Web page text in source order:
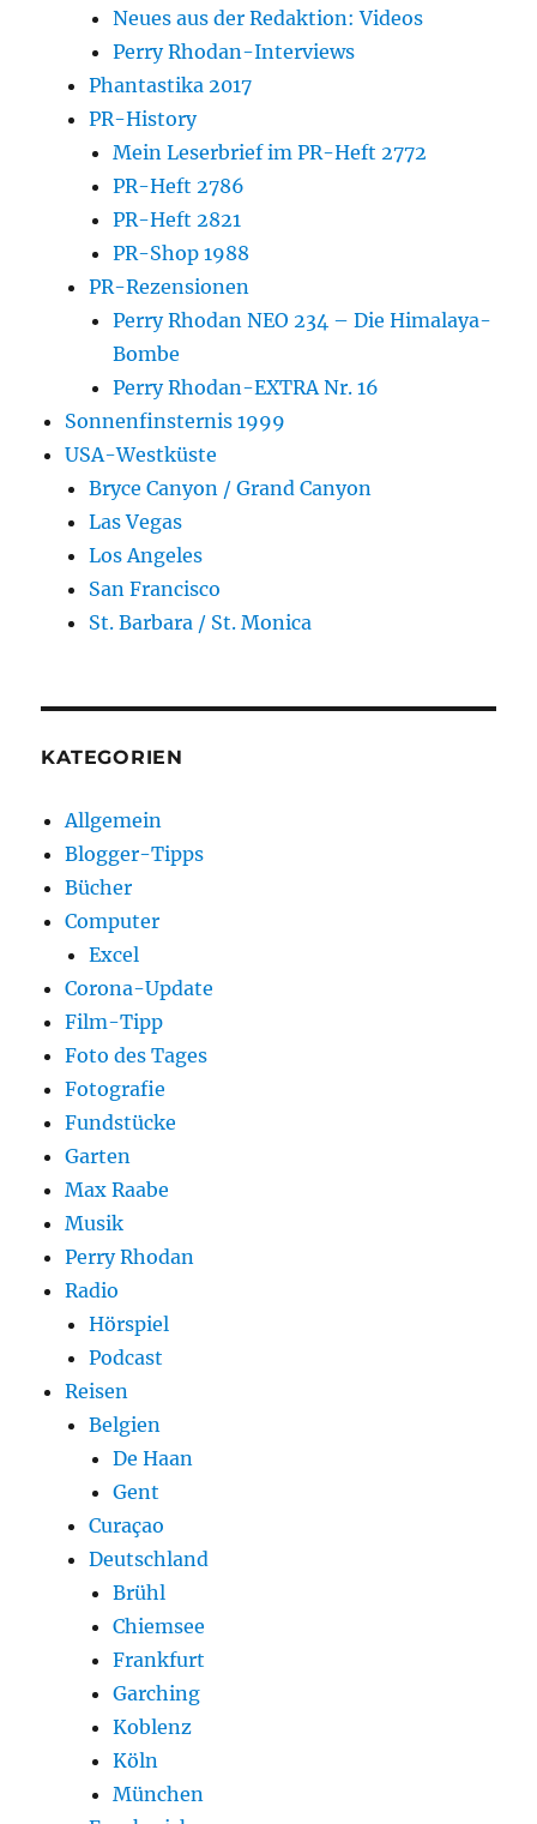
Neues aus der Redaktion: Videos
Perry Rhodan-Interviews
Phantastika 2017
PR-History
Mein Leserbrief im PR-Heft 2772
PR-Heft 2786
PR-Heft 2821
PR-Shop 1988
PR-Rezensionen
Perry Rhodan NEO 234 – Die Himalaya-
Bombe
Perry Rhodan-EXTRA Nr. 16
Sonnenfinsternis 1999
USA-Westküste
Bryce Canyon / Grand Canyon
Las Vegas
Los Angeles
San Francisco
St. Barbara / St. Monica
KATEGORIEN
Allgemein
Blogger-Tipps
Bücher
Computer
Excel
Corona-Update
Film-Tipp
Foto des Tages
Fotografie
Fundstücke
Garten
Max Raabe
Musik
Perry Rhodan
Radio
Hörspiel
Podcast
Reisen
Belgien
De Haan
Gent
Curaçao
Deutschland
Brühl
Chiemsee
Frankfurt
Garching
Koblenz
Köln
München